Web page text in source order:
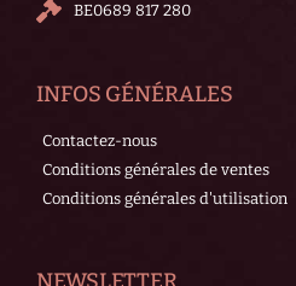
BE0689 817 280
INFOS GÉNÉRALES
Contactez-nous
Conditions générales de ventes
Conditions générales d'utilisation